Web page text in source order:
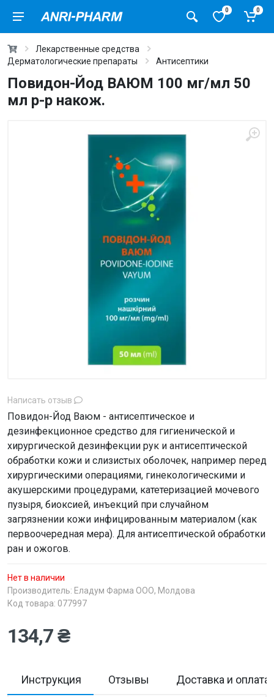
0 0
Лекарственные средства
Дерматологические препараты
Антисептики
Повидон-Йод ВАЮМ 100 мг/мл 50
мл р-р накож.
Написать отзыв
Повидон-Йод Ваюм - антисептическое и
дезинфекционное средство для гигиенической и
хирургической дезинфекции рук и антисептической
обработки кожи и слизистых оболочек, например перед
хирургическими операциями, гинекологическими и
акушерскими процедурами, катетеризацией мочевого
пузыря, биоксией, инъекций при случайном
загрязнении кожи инфицированным материалом (как
первоочередная мера). Для антисептической обработки
ран и ожогов.
Нет в наличии
Производитель: Еладум Фарма ООО, Молдова
Код товара: 077997
134,7 ₴
Инструкция Отзывы Доставка и оплата